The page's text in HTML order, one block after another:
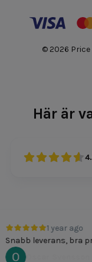
© 2026
Här är
1 year ago
bra pris och
Svensson